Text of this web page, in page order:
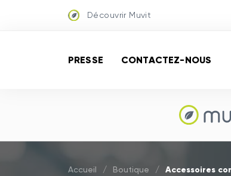
Découvrir Muvit
PRESSE CONTACTEZ-NOUS
Accueil / Boutique / Accessoires